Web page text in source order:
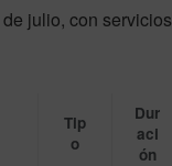
julio, con servicios
Tip
o
Dur
aci
ón